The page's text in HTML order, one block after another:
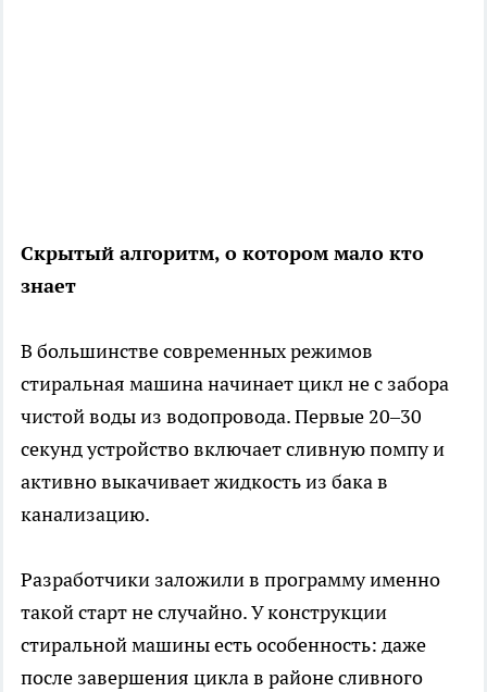
Скрытый алгоритм, о котором мало кто
знает
В большинстве современных режимов
стиральная машина начинает цикл не с забора
чистой воды из водопровода. Первые 20–30
секунд устройство включает сливную помпу и
активно выкачивает жидкость из бака в
канализацию.
Разработчики заложили в программу именно
такой старт не случайно. У конструкции
стиральной машины есть особенность: даже
после завершения цикла в районе сливного